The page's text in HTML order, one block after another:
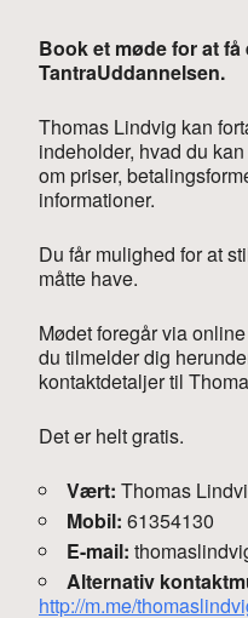
Book et møde for at få
TantraUddannelsen.
Thomas Lindvig kan
indeholder, hvad du
om priser,
informationer.
Du får mulighed for at
måtte have.
Mødet foregår via
du tilmelder dig
kontaktdetaljer til
Det er helt gratis.
Vært: Thomas
Mobil: 61354130
E-mail:
Alternativ
http://m.me/